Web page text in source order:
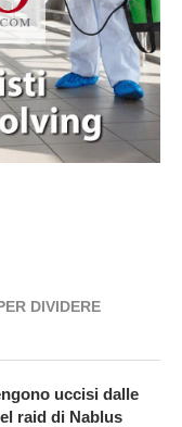
DIVIDERE
uccisi dalle
raid di Nablus